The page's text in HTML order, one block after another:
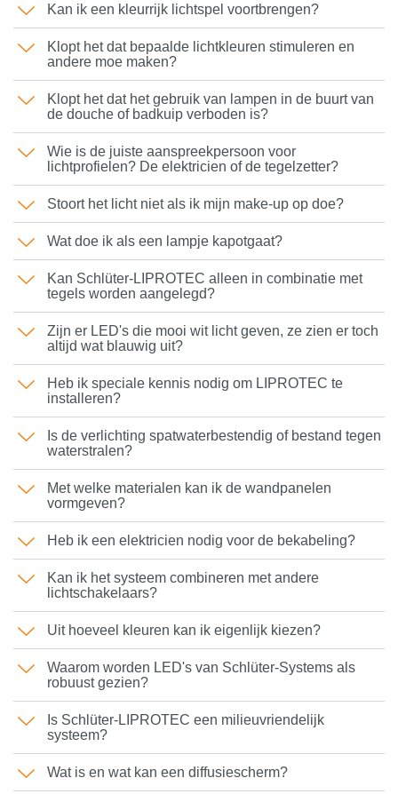
Kan ik een kleurrijk lichtspel voortbrengen?
Klopt het dat bepaalde lichtkleuren stimuleren en
andere moe maken?
Klopt het dat het gebruik van lampen in de buurt van
de douche of badkuip verboden is?
Wie is de juiste aanspreekpersoon voor
lichtprofielen? De elektricien of de tegelzetter?
Stoort het licht niet als ik mijn make-up op doe?
Wat doe ik als een lampje kapotgaat?
Kan Schlüter-LIPROTEC alleen in combinatie met
tegels worden aangelegd?
Zijn er LED's die mooi wit licht geven, ze zien er toch
altijd wat blauwig uit?
Heb ik speciale kennis nodig om LIPROTEC te
installeren?
Is de verlichting spatwaterbestendig of bestand tegen
waterstralen?
Met welke materialen kan ik de wandpanelen
vormgeven?
Heb ik een elektricien nodig voor de bekabeling?
Kan ik het systeem combineren met andere
lichtschakelaars?
Uit hoeveel kleuren kan ik eigenlijk kiezen?
Waarom worden LED's van Schlüter-Systems als
robuust gezien?
Is Schlüter-LIPROTEC een milieuvriendelijk
systeem?
Wat is en wat kan een diffusiescherm?